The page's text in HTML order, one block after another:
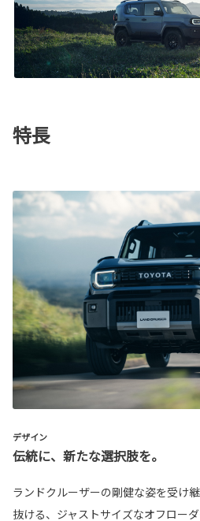
特長
デザイン
伝統に、新たな選択肢を。
ランドクルーザーの剛健な姿を受け
抜ける、ジャストサイズなオフローダ